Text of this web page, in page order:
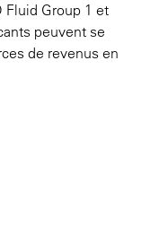
Fluid Group 1 et
peuvent se
de revenus en